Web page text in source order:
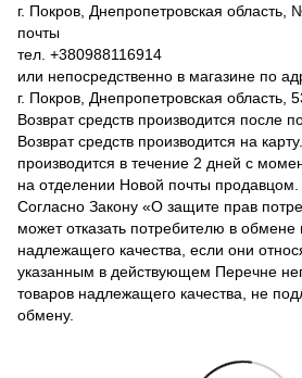
г. Покров, Днепропетровская
почты
тел. +380988116914
или непосредственно в магазине по
г. Покров, Днепропетровская область,
Возврат средств производится после
Возврат средств производится на
производится в течение 2 дней с
на отделении Новой почты продавцом.
Согласно Закону «О защите прав
может отказать потребителю в обмене
надлежащего качества, если они
указанным в действующем Перечне
товаров надлежащего качества, не
обмену.